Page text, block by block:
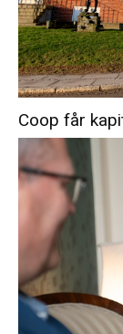
Coop får